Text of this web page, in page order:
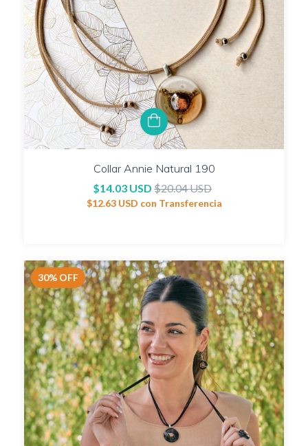
Collar Annie Natural 190
$14.03 USD $20.04 USD
$12.63 USD con Transferencia
30% OFF